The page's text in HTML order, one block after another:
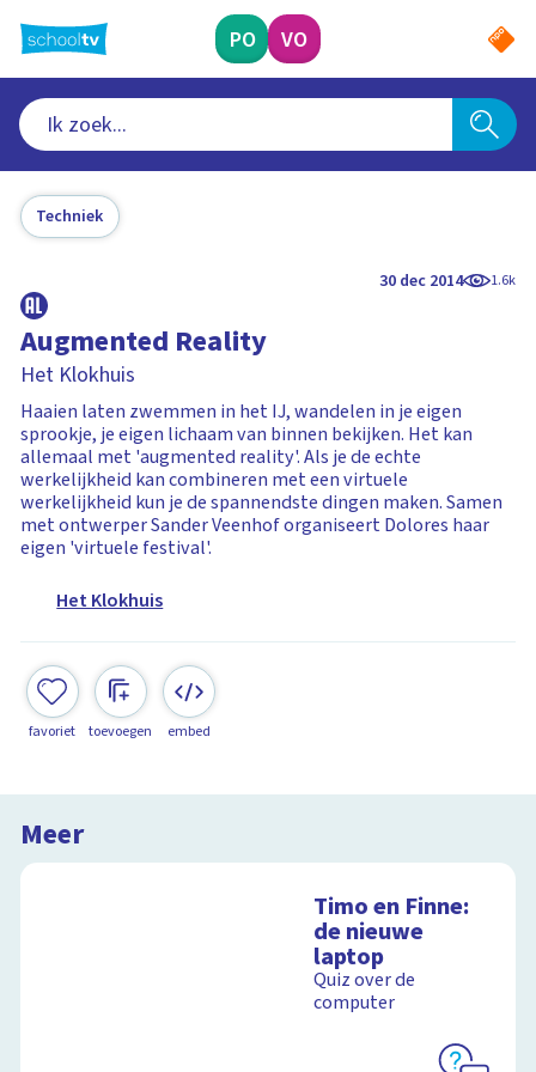
naar
hoofdinhoud
PO VO
Techniek
30 dec 2014 1.6k
Augmented Reality
Het Klokhuis
Haaien laten zwemmen in het IJ, wandelen in je eigen
sprookje, je eigen lichaam van binnen bekijken. Het kan
allemaal met 'augmented reality'. Als je de echte
werkelijkheid kan combineren met een virtuele
werkelijkheid kun je de spannendste dingen maken. Samen
met ontwerper Sander Veenhof organiseert Dolores haar
eigen 'virtuele festival'.
Het Klokhuis
favoriet toevoegen embed
Meer
Timo en Finne:
de nieuwe
laptop
Quiz over de
computer